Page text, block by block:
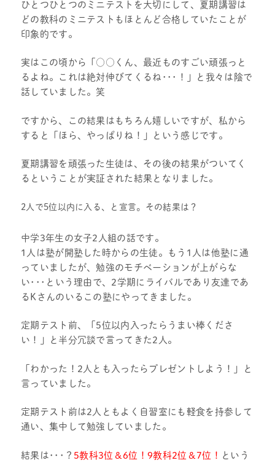
ひとつひとつのミニテストを大切にして、夏期講習は
どの教科のミニテストもほとんど合格していたことが
印象的です。
実はこの頃から
「○○くん、最近ものすごい頑張っと
るよね。これは絶対伸びてくるね･･･！」
と我々は陰で
話していました。笑
ですから、この結果はもちろん嬉しいですが、私から
すると
「ほら、やっぱりね！」 という感じです。
夏期講習を頑張った生徒は、その後の結果がついてく
るということが実証された結果となりました。
2人で5位以内に入る、と宣言。その結果は？
中学3年生の女子2人組の話です。
1人は塾が開塾した時からの生徒。もう1人は他塾に通
っていましたが、勉強のモチベーションが上がらな
い･･･という理由で、2学期にライバルであり友達であ
るKさんのいるこの塾にやってきました。
定期テスト前、
「5位以内入ったらうまい棒くださ
い！」
と半分冗談で言ってきた2人。
「わかった！ 2人とも入ったら プレゼントしよう！」と
言っていました。
定期テスト前は2人ともよく自習室にも軽食を持参して
通い、集中して勉強していました。
結果は･･･？ 5教科3位＆6位！9教科2位＆7位！ という